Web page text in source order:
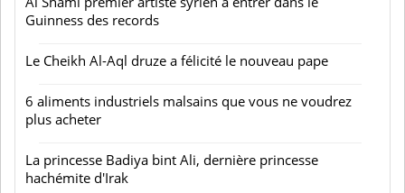
Guinness des records
Le Cheikh Al-Aql druze a félicité le nouveau pape
6 aliments industriels malsains que vous ne voudrez
plus acheter
La princesse Badiya bint Ali, dernière princesse
hachémite d'Irak